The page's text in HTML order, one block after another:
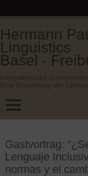
Hermann
Linguistics
Basel -
Gastvortrag:
Lenguaje
normas y el